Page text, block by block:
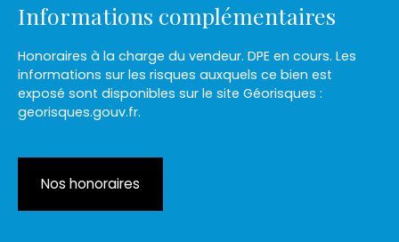
Informations complémentaires
Honoraires à la charge du vendeur. DPE en cours. Les
informations sur les risques auxquels ce bien est
exposé sont disponibles sur le site Géorisques :
georisques.gouv.fr.
Nos honoraires